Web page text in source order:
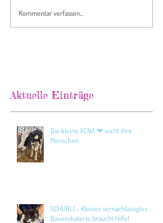
Kommentar verfassen...
Aktuelle Einträge
Die kleine XENA ❤ sucht ihre
Menschen.
SCHURLI - Kleines vernachlässigtes
Bauernkaterle braucht Hilfe!